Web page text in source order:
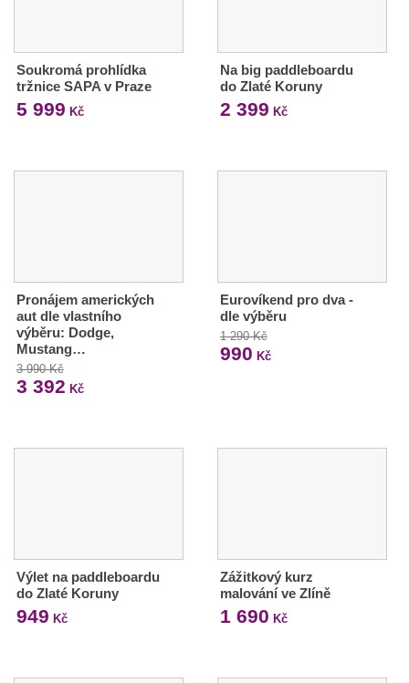
Soukromá prohlídka
tržnice SAPA v Praze
5 999 Kč
Na big paddleboardu
do Zlaté Koruny
2 399 Kč
Pronájem amerických
aut dle vlastního
výběru: Dodge,
Mustang…
3 990 Kč
3 392 Kč
Eurovíkend pro dva -
dle výběru
1 290 Kč
990 Kč
Výlet na paddleboardu
do Zlaté Koruny
949 Kč
Zážitkový kurz
malování ve Zlíně
1 690 Kč